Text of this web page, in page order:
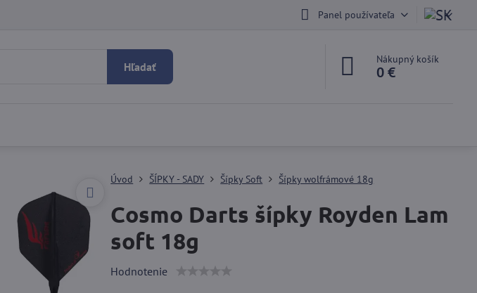
Panel používateľa
Hľadať
Nákupný košík
0 €
Úvod ŠÍPKY - SADY Šípky Soft Šípky wolfrámové 18g
Cosmo Darts šípky Royden Lam
soft 18g
Hodnotenie